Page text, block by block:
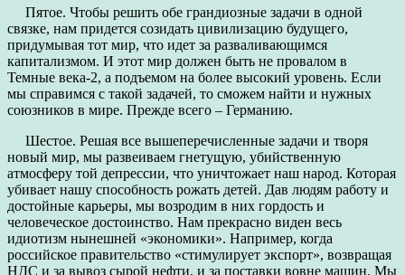
Пятое. Чтобы решить обе грандиозные задачи в одной
связке, нам придется созидать цивилизацию будущего,
придумывая тот мир, что идет за разваливающимся
капитализмом. И этот мир должен быть не провалом в
Темные века-2, а подъемом на более высокий уровень. Если
мы справимся с такой задачей, то сможем найти и нужных
союзников в мире. Прежде всего – Германию.
Шестое. Решая все вышеперечисленные задачи и творя
новый мир, мы развеиваем гнетущую, убийственную
атмосферу той депрессии, что уничтожает наш народ. Которая
убивает нашу способность рожать детей. Дав людям работу и
достойные карьеры, мы возродим в них гордость и
человеческое достоинство. Нам прекрасно виден весь
идиотизм нынешней «экономики». Например, когда
российское правительство «стимулирует экспорт», возвращая
НДС и за вывоз сырой нефти, и за поставки вовне машин. Мы